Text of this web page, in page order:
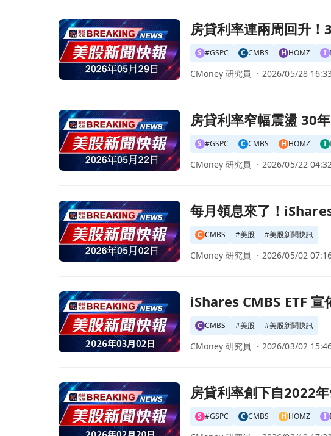
前往房貸利率連兩周回升！30年期升至6.53%，購屋市場面臨
房貸利率連兩周回升
S #GSPC C CMBS H HOMZ I
CMoney 研究員 ・2026/05/28 16:33
前往房貸利率窄幅震盪 30年期回升至6.51％，買家被提醒比價
房貸利率窄幅震盪 30
S #GSPC C CMBS H HOMZ I
CMoney 研究員 ・2026/05/22
前往每月領息來了！iShares CMBS ETF宣佈5/6發放每股
每月領息來了！
C CMBS #美股 #美股新聞快訊
CMoney 研究員 ・2026/05/02
前往iShares CMBS ETF 宣佈每月分配金額 $0.1477，投資者不
iShares CMBS ETF 宣
C CMBS #美股 #美股新聞快訊
CMoney 研究員 ・2026/03/02
前往房貸利率創下自2022年9月以來新低，買房者迎來春天！頁
房貸利率創下自2022
S #GSPC C CMBS H HOMZ I